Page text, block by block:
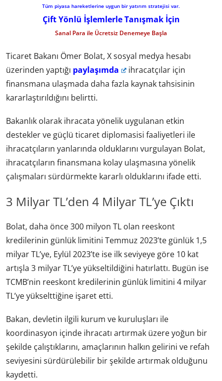
Tüm piyasa hareketlerine uygun bir yatırım stratejisi var.
Çift Yönlü İşlemlerle Tanışmak İçin
Sanal Para ile Ücretsiz Denemeye Başla
Ticaret Bakanı Ömer Bolat, X sosyal medya hesabı
üzerinden yaptığı paylaşımda
ihracatçılar için
finansmana ulaşmada daha fazla kaynak tahsisinin
kararlaştırıldığını belirtti.
Bakanlık olarak ihracata yönelik uygulanan etkin
destekler ve güçlü ticaret diplomasisi faaliyetleri ile
ihracatçıların yanlarında olduklarını vurgulayan Bolat,
ihracatçıların finansmana kolay ulaşmasına yönelik
çalışmaları sürdürmekte kararlı olduklarını ifade etti.
3 Milyar TL’den 4 Milyar TL’ye Çıktı
Bolat, daha önce 300 milyon TL olan reeskont
kredilerinin günlük limitini Temmuz 2023’te günlük 1,5
milyar TL’ye, Eylül 2023’te ise ilk seviyeye göre 10 kat
artışla 3 milyar TL’ye yükseltildiğini hatırlattı. Bugün ise
TCMB’nin reeskont kredilerinin günlük limitini 4 milyar
TL’ye yükselttiğine işaret etti.
Bakan, devletin ilgili kurum ve kuruluşları ile
koordinasyon içinde ihracatı artırmak üzere yoğun bir
şekilde çalıştıklarını, amaçlarının halkın gelirini ve refah
seviyesini sürdürülebilir bir şekilde artırmak olduğunu
kaydetti.